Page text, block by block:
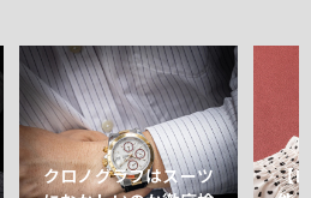
クロノグラフはスーツ
【